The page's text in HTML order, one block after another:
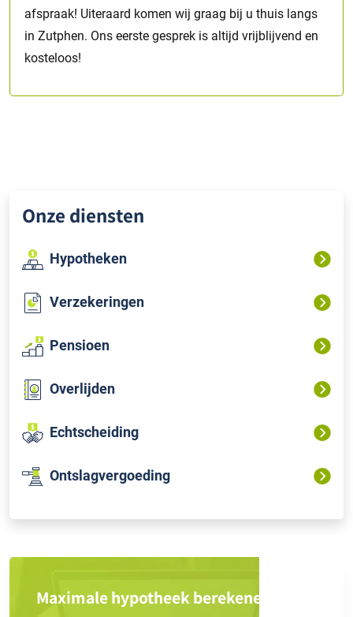
afspraak! Uiteraard komen wij graag bij u thuis langs
in Zutphen. Ons eerste gesprek is altijd vrijblijvend en
kosteloos!
Onze diensten
Hypotheken
Verzekeringen
Pensioen
Overlijden
Echtscheiding
Ontslagvergoeding
Maximale hypotheek berekenen?